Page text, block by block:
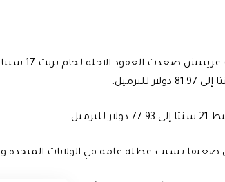
بسبب عطلة عامة في الولايات المتحدة